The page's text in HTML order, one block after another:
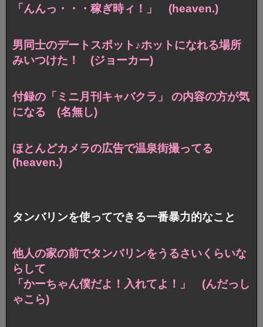
「んんっ・・・稼ぎ時ィ！」 (heaven.)
男同士のデートスポット♪ホットになれる場所
みいつけた！ (ジョーカー)
付録の「ミニ月刊キャバクラ」 の内容の方が気
になる (名無し)
ほとんどカメラの広告で温泉街撮ってる
(heaven.)
タンバリンを使ってできる一番暴力的なこと
他人の家の前でタンバリンをうるさいくらいな
らして
「かーちゃん僕だよ！入れてよ！」 (んだっし
ゃこら)